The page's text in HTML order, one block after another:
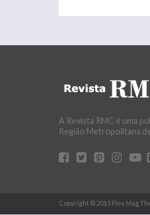
A Revista RMC é uma
Região Metropolitana
Copyright © 2015 Flex Mag